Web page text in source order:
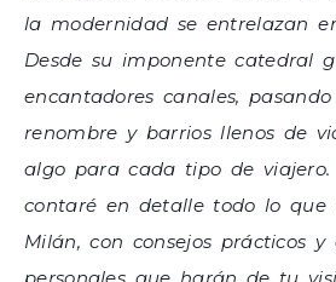
la modernidad se entrelazan
Desde su imponente catedral
encantadores canales,
renombre y barrios llenos de
algo para cada tipo de
contaré en detalle todo lo que
Milán, con consejos prácticos y